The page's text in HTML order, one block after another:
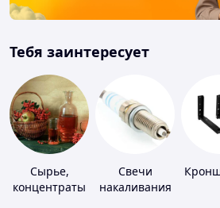
Тебя заинтересует
Сырье,
концентраты
Свечи
накаливания